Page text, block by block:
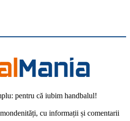
pentru că iubim handbalul!
cu informații și comentarii